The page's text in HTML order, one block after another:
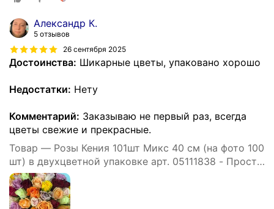
Александр К.
5 отзывов
26 сентября 2025
Достоинства: Шикарные цветы, упаковано хорошо
Недостатки: Нету
Комментарий: Заказываю не первый раз, всегда
цветы свежие и прекрасные.
Товар — Розы Кения 101шт Микс 40 см (на фото 100
шт) в двухцветной упаковке арт. 05111838 - Просто
роза ру st hi po kr ak